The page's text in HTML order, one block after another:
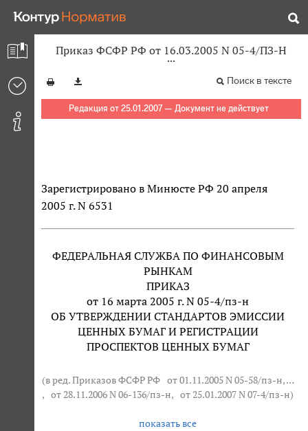
Приказ ФСФР РФ от 16.03.2005 N 05-4/ПЗ-Н
Поиск в тексте
Редакция от 25.01.2007 — Документ не действует
Зарегистрировано в Минюсте РФ 20 апреля
2005 г. N 6531
ФЕДЕРАЛЬНАЯ СЛУЖБА ПО ФИНАНСОВЫМ
РЫНКАМ
ПРИКАЗ
от 16 марта 2005 г. N 05-4/пз-н
ОБ УТВЕРЖДЕНИИ СТАНДАРТОВ ЭМИССИИ
ЦЕННЫХ БУМАГ И РЕГИСТРАЦИИ
ПРОСПЕКТОВ ЦЕННЫХ БУМАГ
(в ред. Приказов ФСФР РФ от 01.11.2005 N 05-58/пз-н, …
, от 28.11.2006 N 06-136/пз-н, от 25.01.2007 N 07-4/пз-н)
показать все